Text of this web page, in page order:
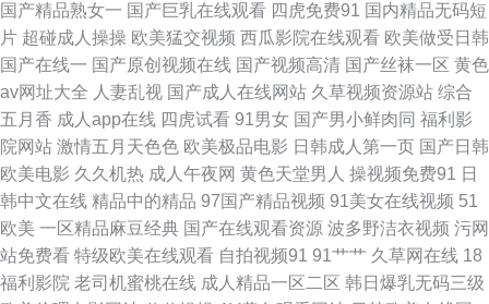
人模 AA性爱免费看 黄色网页免费看 人人插人人摸 午夜老司机av AV超碰在
线 国产av自拍资源 美女91小网站 伪娘人妖中文网址 囯产精品一二三 免费试
看av韩国 天天日夜 69超碰 成人久草 男人天堂成人AV 天天干天天色 91快播
入口 超碰极品 久草免费福利网站 天天干高清 91影院 超碰人人干 另类综合
专区 深夜影院毛片 97精品影视 豆花视频无码福利 av亚洲东方 肏屄在线观看
国产精品熟女一 国产巨乳在线观看 四虎免费91 国内精品无码短
片 超碰成人操操 欧美猛交视频 西瓜影院在线观看 欧美做受日韩
国产在线一 国产原创视频在线 国产视频高清 国产丝袜一区 黄色
av网址大全 人妻乱视 国产成人在线网站 久草视频资源站 综合
五月香 成人app在线 四虎试看 91男女 国产男小鲜肉同 福利影
院网站 激情五月天色色 欧美极品电影 日韩成人第一页 国产日韩
欧美电影 久久机热 成人午夜网 黄色天堂男人 操视频免费91 日
韩中文在线 精品中的精品 97国产精品视频 91美女在线视频 51
欧美 一区精品麻豆经典 国产在线观看资源 波多野洁衣视频 污网
站免费看 特级欧美在线观看 自拍视频91 91艹艹 久草网在线 18
福利影院 老司机蜜桃在线 成人精品一区二区 韩日爆乳无码三级